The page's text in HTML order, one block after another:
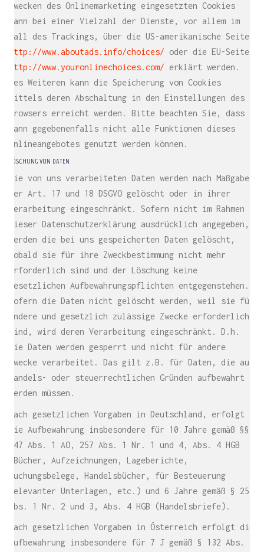
Zwecken des Onlinemarketing eingesetzten Cookies
kann bei einer Vielzahl der Dienste, vor allem im
Fall des Trackings, über die US-amerikanische Seite
http://www.aboutads.info/choices/ oder die EU-Seite
http://www.youronlinechoices.com/ erklärt werden.
Des Weiteren kann die Speicherung von Cookies
mittels deren Abschaltung in den Einstellungen des
Browsers erreicht werden. Bitte beachten Sie, dass
dann gegebenenfalls nicht alle Funktionen dieses
Onlineangebotes genutzt werden können.
LÖSCHUNG VON DATEN
Die von uns verarbeiteten Daten werden nach Maßgabe
der Art. 17 und 18 DSGVO gelöscht oder in ihrer
Verarbeitung eingeschränkt. Sofern nicht im Rahmen
dieser Datenschutzerklärung ausdrücklich angegeben,
werden die bei uns gespeicherten Daten gelöscht,
sobald sie für ihre Zweckbestimmung nicht mehr
erforderlich sind und der Löschung keine
gesetzlichen Aufbewahrungspflichten entgegenstehen.
Sofern die Daten nicht gelöscht werden, weil sie für
andere und gesetzlich zulässige Zwecke erforderlich
sind, wird deren Verarbeitung eingeschränkt. D.h.
die Daten werden gesperrt und nicht für andere
Zwecke verarbeitet. Das gilt z.B. für Daten, die aus
handels- oder steuerrechtlichen Gründen aufbewahrt
werden müssen.
Nach gesetzlichen Vorgaben in Deutschland, erfolgt
die Aufbewahrung insbesondere für 10 Jahre gemäß §§
147 Abs. 1 AO, 257 Abs. 1 Nr. 1 und 4, Abs. 4 HGB
(Bücher, Aufzeichnungen, Lageberichte,
Buchungsbelege, Handelsbücher, für Besteuerung
relevanter Unterlagen, etc.) und 6 Jahre gemäß § 257
Abs. 1 Nr. 2 und 3, Abs. 4 HGB (Handelsbriefe).
Nach gesetzlichen Vorgaben in Österreich erfolgt die
Aufbewahrung insbesondere für 7 J gemäß § 132 Abs. 1